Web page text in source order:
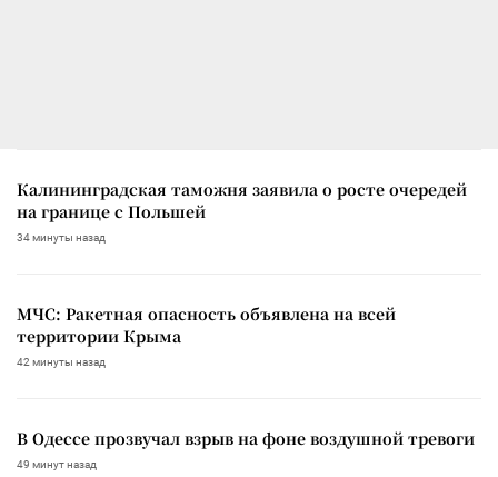
Калининградская таможня заявила о росте очередей
на границе с Польшей
34 минуты назад
МЧС: Ракетная опасность объявлена на всей
территории Крыма
42 минуты назад
В Одессе прозвучал взрыв на фоне воздушной тревоги
49 минут назад